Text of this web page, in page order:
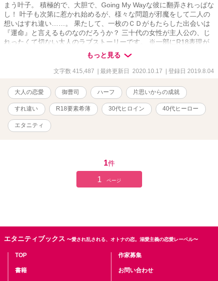
まう叶子。 積極的で、大胆で、Going My Wayな彼に翻弄されっぱな
し！ 叶子も次第に惹かれ始めるが、様々な問題が邪魔をして二人の
想いはすれ違い……。 果たして、一枚のＣＤがもたらした出会いは
『運命』と言えるものなのだろうか？ 三十代の女性が主人公の、じ
れったくて切ない大人のラブストーリーです。 ※一部にR18表現が
含まれます。 ※拙作『運命の人』のスピンオフ『Ｂ級彼女とＳ級彼
氏』（完結済）も、宜しければどうぞご覧ください。
もっと見る
文字数 415,487 | 最終更新日 2020.10.17 | 登録日 2019.8.04
大人の恋愛 御曹司 ハーフ 片思いからの成就
すれ違い R18要素希薄 30代ヒロイン 40代ヒーロー
エタニティ
1件
1 ページ
エタニティブックス 〜愛され乱される、オトナの恋。溺愛主義の恋愛レーベル〜
TOP
書籍
作家募集
お問い合わせ